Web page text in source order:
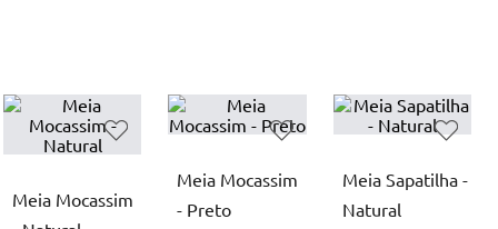
Meia Mocassim
Meia Mocassim
- Preto
Meia Sapatilha -
Natural